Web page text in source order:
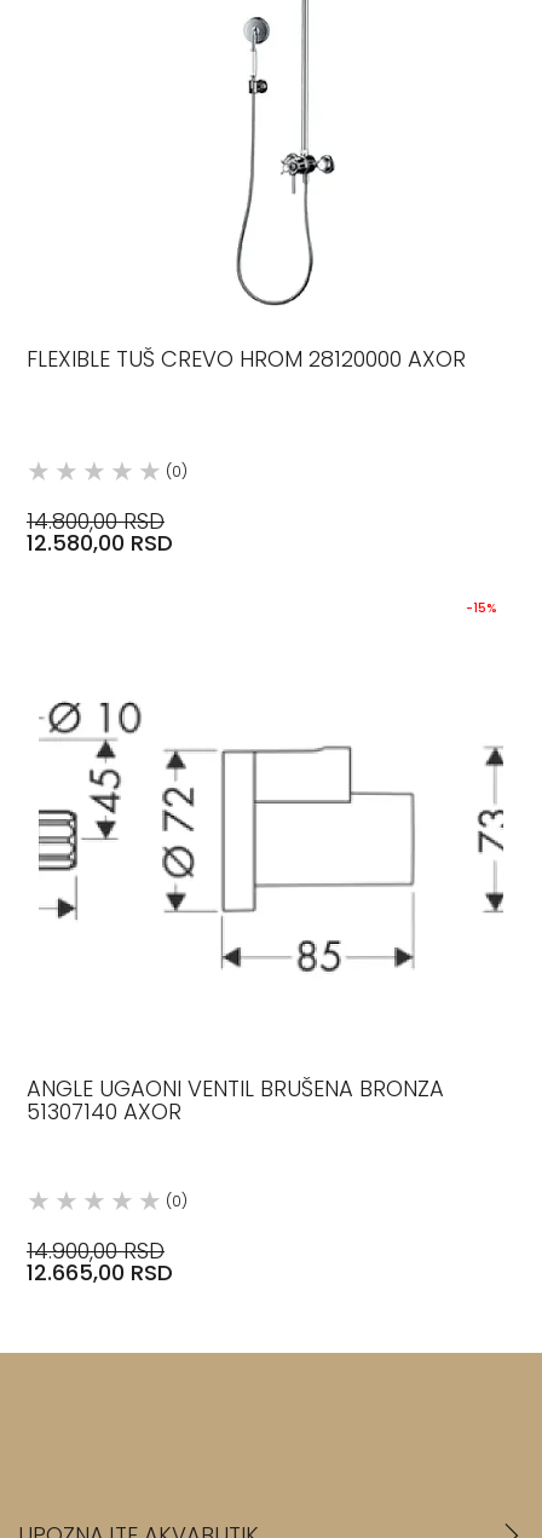
FLEXIBLE TUŠ CREVO HROM 28120000 AXOR
(0)
14.800,00 RSD
12.580,00 RSD
-15%
ANGLE UGAONI VENTIL BRUŠENA BRONZA
51307140 AXOR
(0)
14.900,00 RSD
12.665,00 RSD